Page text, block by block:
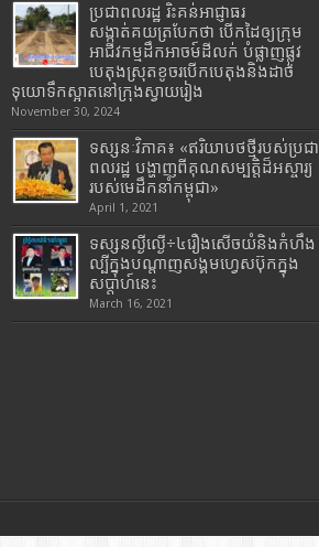
ប្រជាពលរដ្ឋ រិះគន់អាជ្ញាធរ
សង្កាត់គយត្របែកថា បើកដៃឲ្យក្រុម
អាជីវកម្មដឹកអាចម៍ដីលក់ បំផ្លាញផ្លូវ
បេតុងស្រុតខូចរបើកបេតុងនិងដាច់
ទុយោទឹកស្អាតនៅក្រុងស្វាយរៀង
November 30, 2024
ទស្សនៈវិភាគ៖ «ឥរិយាបថថ្មីរបស់ប្រជា
ពលរដ្ឋ បង្ហាញពីគុណសម្បត្តិដ៏អស្ចារ្យ
របស់មេដឹកនាំកម្ពុជា»
April 1, 2021
ទស្សនល្ងីល្ងើ÷៤រឿងសើចយំនិងកំហឹង
ល្បីក្នុងបណ្តាញសង្គមហ្វេសប៊ុកក្នុង
សប្តាហ៍នេះ
March 16, 2021